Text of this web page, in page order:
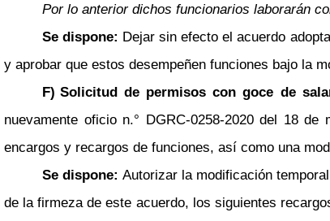
Por lo anterior dichos funcionarios laborarán
Se dispone: Dejar sin efecto el acuerdo
y aprobar que estos desempeñen funciones bajo la
F) Solicitud de permisos con goce de
nuevamente oficio n.° DGRC-0258-2020 del 18
encargos y recargos de funciones, así como una
Se dispone: Autorizar la modificación
de la firmeza de este acuerdo, los siguientes